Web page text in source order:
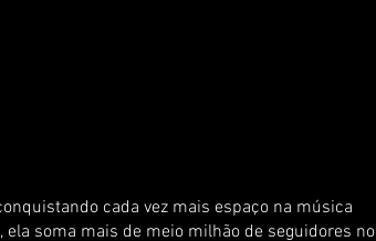
cada vez mais espaço na música
soma mais de meio milhão de seguidores no